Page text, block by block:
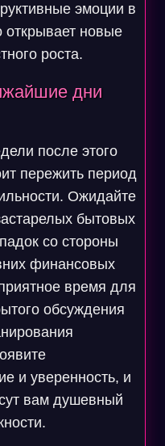
эмоции в
открывает новые
роста.
дни
после этого
пережить период
Ожидайте
бытовых
со стороны
финансовых
время для
обсуждения
и уверенность, и
вам душевный